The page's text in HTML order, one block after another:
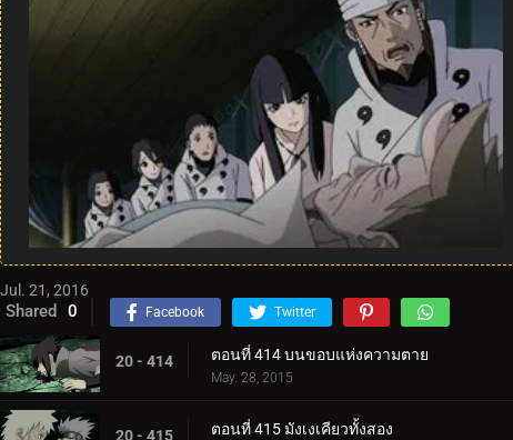
Jul. 21, 2016
Shared 0 Facebook Twitter
20 - 414 ตอนที่ 414 บนขอบแห่งความตาย
May. 28, 2015
20 - 415 ตอนที่ 415 มังเงเคียวทั้งสอง